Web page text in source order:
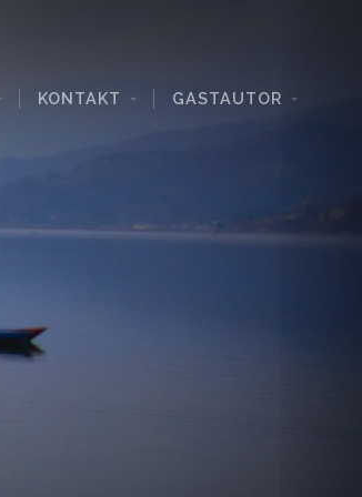
KONTAKT GASTAUTOR